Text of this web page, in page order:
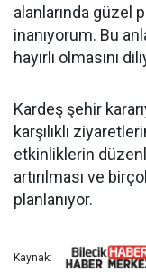
alanlarında güzel
inanıyorum. Bu
hayırlı olmasını
Kardeş şehir
karşılıklı
etkinliklerin
artırılması ve
planlanıyor.
Kaynak: